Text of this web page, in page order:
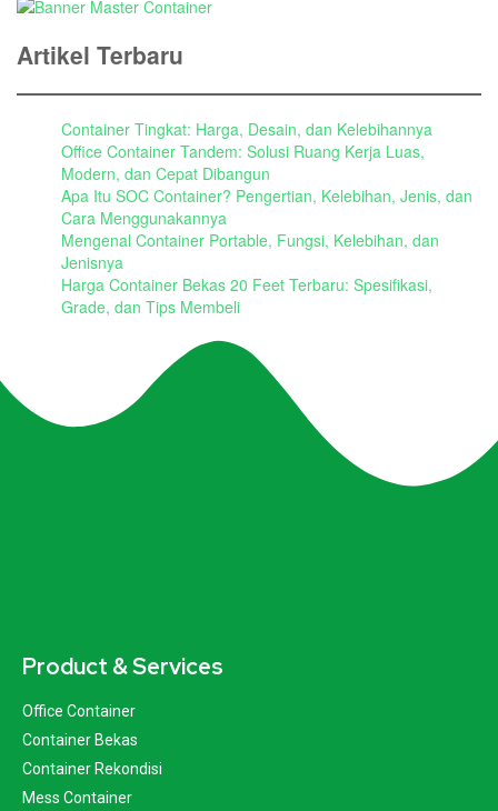
Artikel Terbaru
Container Tingkat: Harga, Desain, dan Kelebihannya
Office Container Tandem: Solusi Ruang Kerja Luas,
Modern, dan Cepat Dibangun
Apa Itu SOC Container? Pengertian, Kelebihan, Jenis, dan
Cara Menggunakannya
Mengenal Container Portable, Fungsi, Kelebihan, dan
Jenisnya
Harga Container Bekas 20 Feet Terbaru: Spesifikasi,
Grade, dan Tips Membeli
Product & Services
Office Container
Container Bekas
Container Rekondisi
Mess Container